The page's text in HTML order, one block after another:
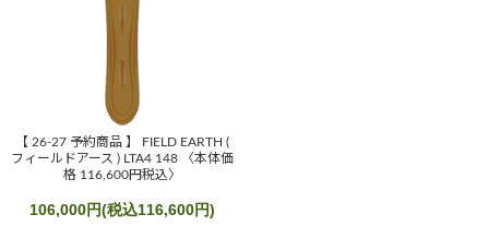
【 26-27 予約商品 】 FIELD EARTH (
フィールドアース ) LTA4 148 〈本体価
格 116,600円税込〉
106,000円(税込116,600円)